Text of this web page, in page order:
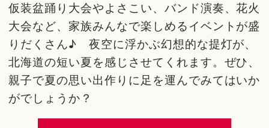
仮装盆踊り大会やよさこい、バンド演奏、花火
大会など、家族みんなで楽しめるイベントが盛
りだくさん♪ 夜空に浮かぶ幻想的な提灯が、
北海道の短い夏を感じさせてくれます。ぜひ、
親子で夏の思い出作りに足を運んでみてはいか
がでしょうか？